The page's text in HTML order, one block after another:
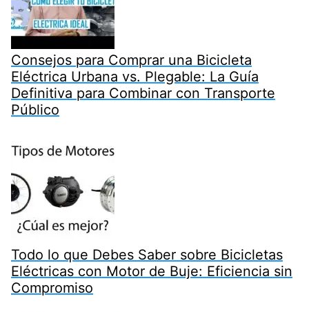
Consejos para Comprar una Bicicleta
Eléctrica Urbana vs. Plegable: La Guía
Definitiva para Combinar con Transporte
Público
Todo lo que Debes Saber sobre Bicicletas
Eléctricas con Motor de Buje: Eficiencia sin
Compromiso